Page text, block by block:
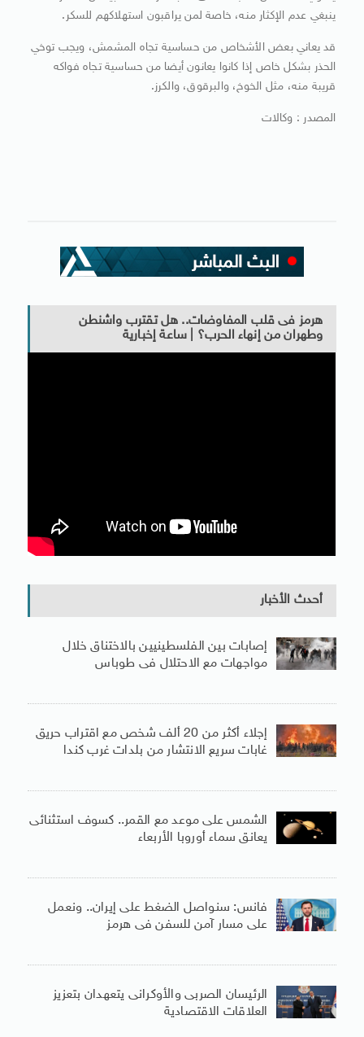
ينبغي عدم الإكثار منه، خاصة لمن يراقبون استهلاكهم للسكر.
قد يعاني بعض الأشخاص من حساسية تجاه المشمش، ويجب توخي
الحذر بشكل خاص إذا كانوا يعانون أيضا من حساسية تجاه فواكه
قريبة منه، مثل الخوخ، والبرقوق، والكرز.
المصدر : وكالات
هرمز فى قلب المفاوضات.. هل تقترب واشنطن
وطهران من إنهاء الحرب؟ | ساعة إخبارية
أحدث الأخبار
إصابات بين الفلسطينيين بالاختناق خلال
مواجهات مع الاحتلال فى طوباس
إجلاء أكثر من 20 ألف شخص مع اقتراب حريق
غابات سريع الانتشار من بلدات غرب كندا
الشمس على موعد مع القمر.. كسوف استثنائى
يعانق سماء أوروبا الأربعاء
فانس: سنواصل الضغط على إيران.. ونعمل
على مسار آمن للسفن فى هرمز
الرئيسان الصربى والأوكرانى يتعهدان بتعزيز
العلاقات الاقتصادية